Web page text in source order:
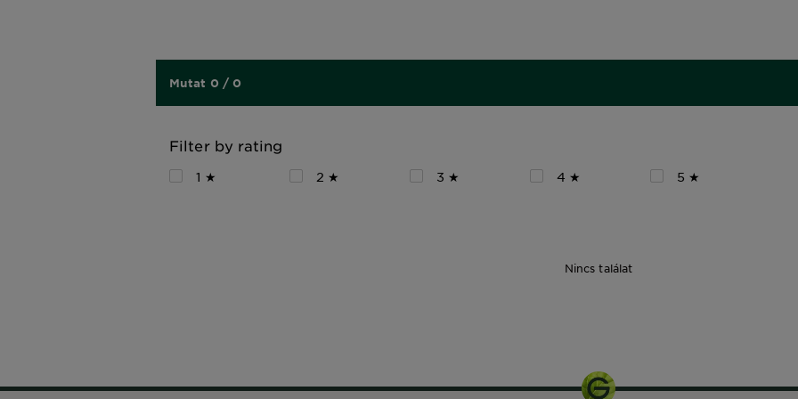
Mutat 0 / 0
Filter by rating
1 ★ 2 ★ 3 ★ 4 ★ 5 ★
Nincs találat